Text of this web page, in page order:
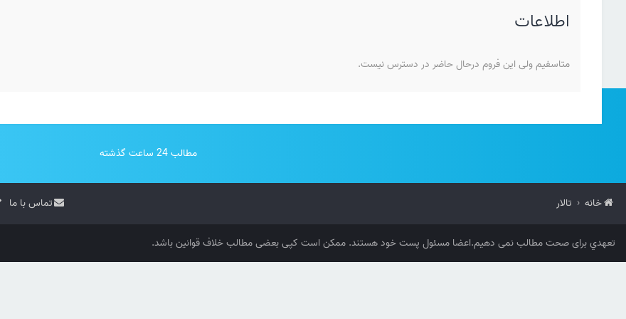
اطلاعات
متاسفیم ولی این فروم درحال حاضر در دسترس نیست.
مطالب 24 ساعت گذشته
خانه تالار تماس با ما
تعهدي برای صحت مطالب نمی دهیم.اعضا مسئول پست خود هستند. ممکن است کپی بعضی مطالب خلاف قوانین باشد.